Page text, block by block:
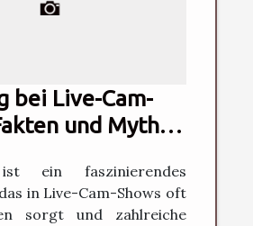
bei Live-Cam-
und Mythen
ein faszinierendes
in Live-Cam-Shows oft
sorgt und zahlreiche